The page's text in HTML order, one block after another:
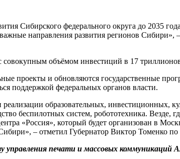
Сибирского федерального округа до 2035
направления развития регионов Сибири»,
объёмом инвестиций в 17
проекты и обновляются государственные
поддержкой федеральных органов власти.
образовательных, инвестиционных,
беспилотных систем, робототехника. Везде,
«Россия», который будет организован в
– отметил Губернатор Виктор Томенко по
управления печати и массовых